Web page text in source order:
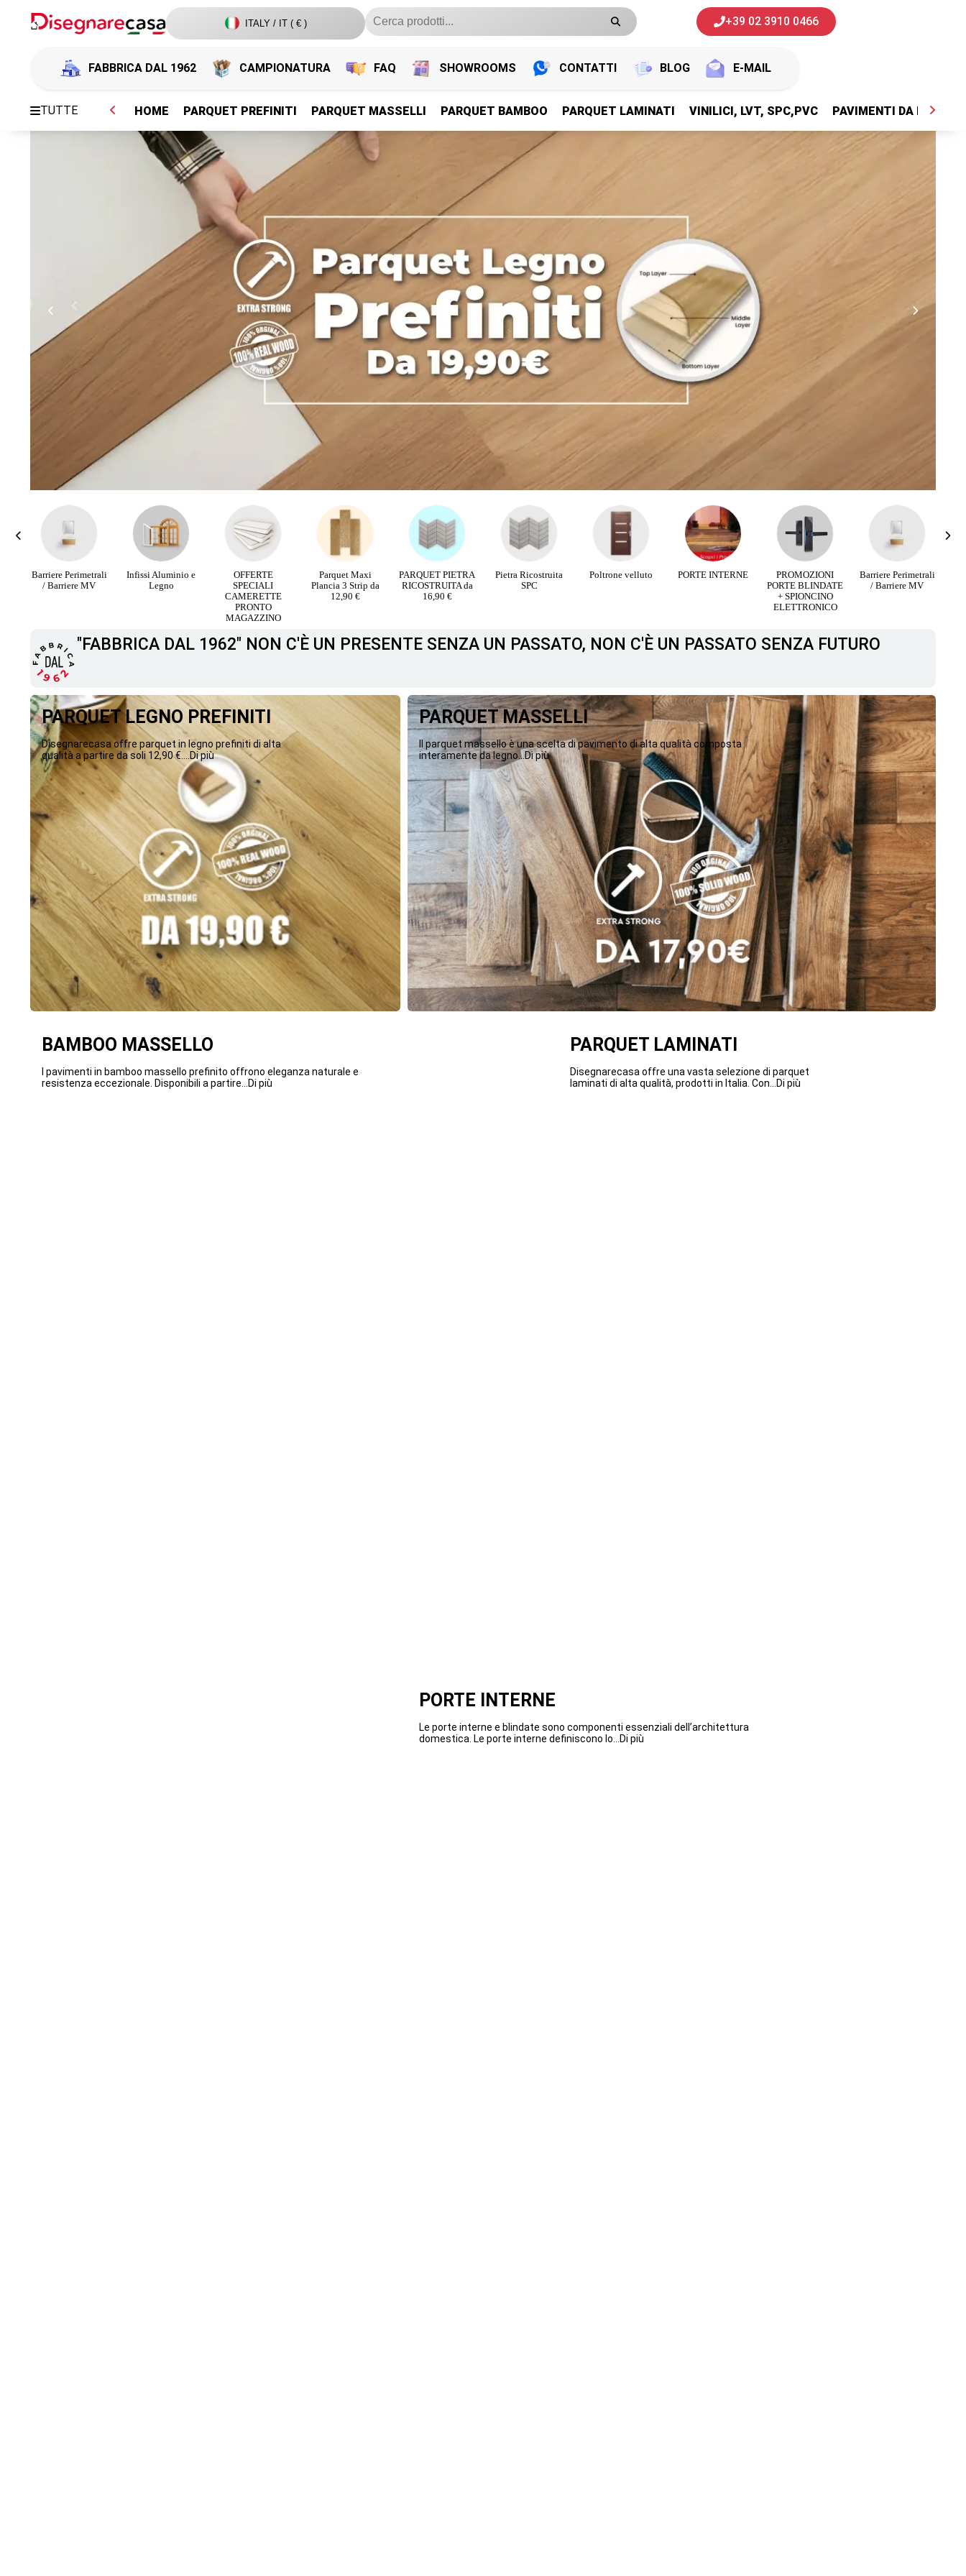
ITALY / IT ( € ) +39 02 3910 0466
FABBRICA DAL 1962 CAMPIONATURA FAQ SHOWROOMS CONTATTI BLOG E-MAIL
TUTTE
PARQUET PREFINITI
Parquet Legno Prefiniti
PARQUET PREFINITI
HOME PARQUET PREFINITI PARQUET MASSELLI PARQUET BAMBOO PARQUET LAMINATI VINILICI, LVT, SPC,PVC PAVIMENTI DA ESTERNI
PARQUET PREFINITI
Parquet Legno Prefiniti
PARQUET PREFINITI
Barriere Perimetrali
/ Barriere MV
Infissi Aluminio e
Legno
OFFERTE
SPECIALI
CAMERETTE
PRONTO
MAGAZZINO
Parquet Maxi
Plancia 3 Strip da
12,90 €
PARQUET PIETRA
RICOSTRUITA da
16,90 €
Pietra Ricostruita
SPC
Poltrone velluto PORTE INTERNE
PROMOZIONI
PORTE BLINDATE
+ SPIONCINO
ELETTRONICO
Barriere Perimetrali
/ Barriere MV
"FABBRICA DAL 1962" NON C'È UN PRESENTE SENZA UN PASSATO, NON C'È UN PASSATO SENZA FUTURO
PARQUET LEGNO PREFINITI
Disegnarecasa offre parquet in legno prefiniti di alta
qualità a partire da soli 12,90 €....Di più
PARQUET MASSELLI
Il parquet massello è una scelta di pavimento di alta qualità composta
interamente da legno...Di più
BAMBOO MASSELLO
I pavimenti in bamboo massello prefinito offrono eleganza naturale e
resistenza eccezionale. Disponibili a partire...Di più
PARQUET LAMINATI
Disegnarecasa offre una vasta selezione di parquet
laminati di alta qualità, prodotti in Italia. Con...Di più
PORTE INTERNE
Le porte interne e blindate sono componenti essenziali dell’architettura
domestica. Le porte interne definiscono lo...Di più